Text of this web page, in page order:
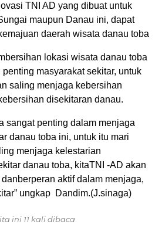
TNI AD yang dibuat untuk
maupun Danau ini, dapat
daerah wisata danau toba
lokasi wisata danau toba
masyarakat sekitar, untuk
saling menjaga kebersihan
disekitaran danau.
sangat penting dalam menjaga
danau toba ini, untuk itu mari
menjaga kelestarian
danau toba, kitaTNI -AD akan
aktif dalam menjaga,
ungkap Dandim.(J.sinaga)
ini 11 kali dibaca